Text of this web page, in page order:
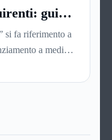
guida
di
si fa riferimento a
a medio-
di un contratto a
richiesto, ma
e altre